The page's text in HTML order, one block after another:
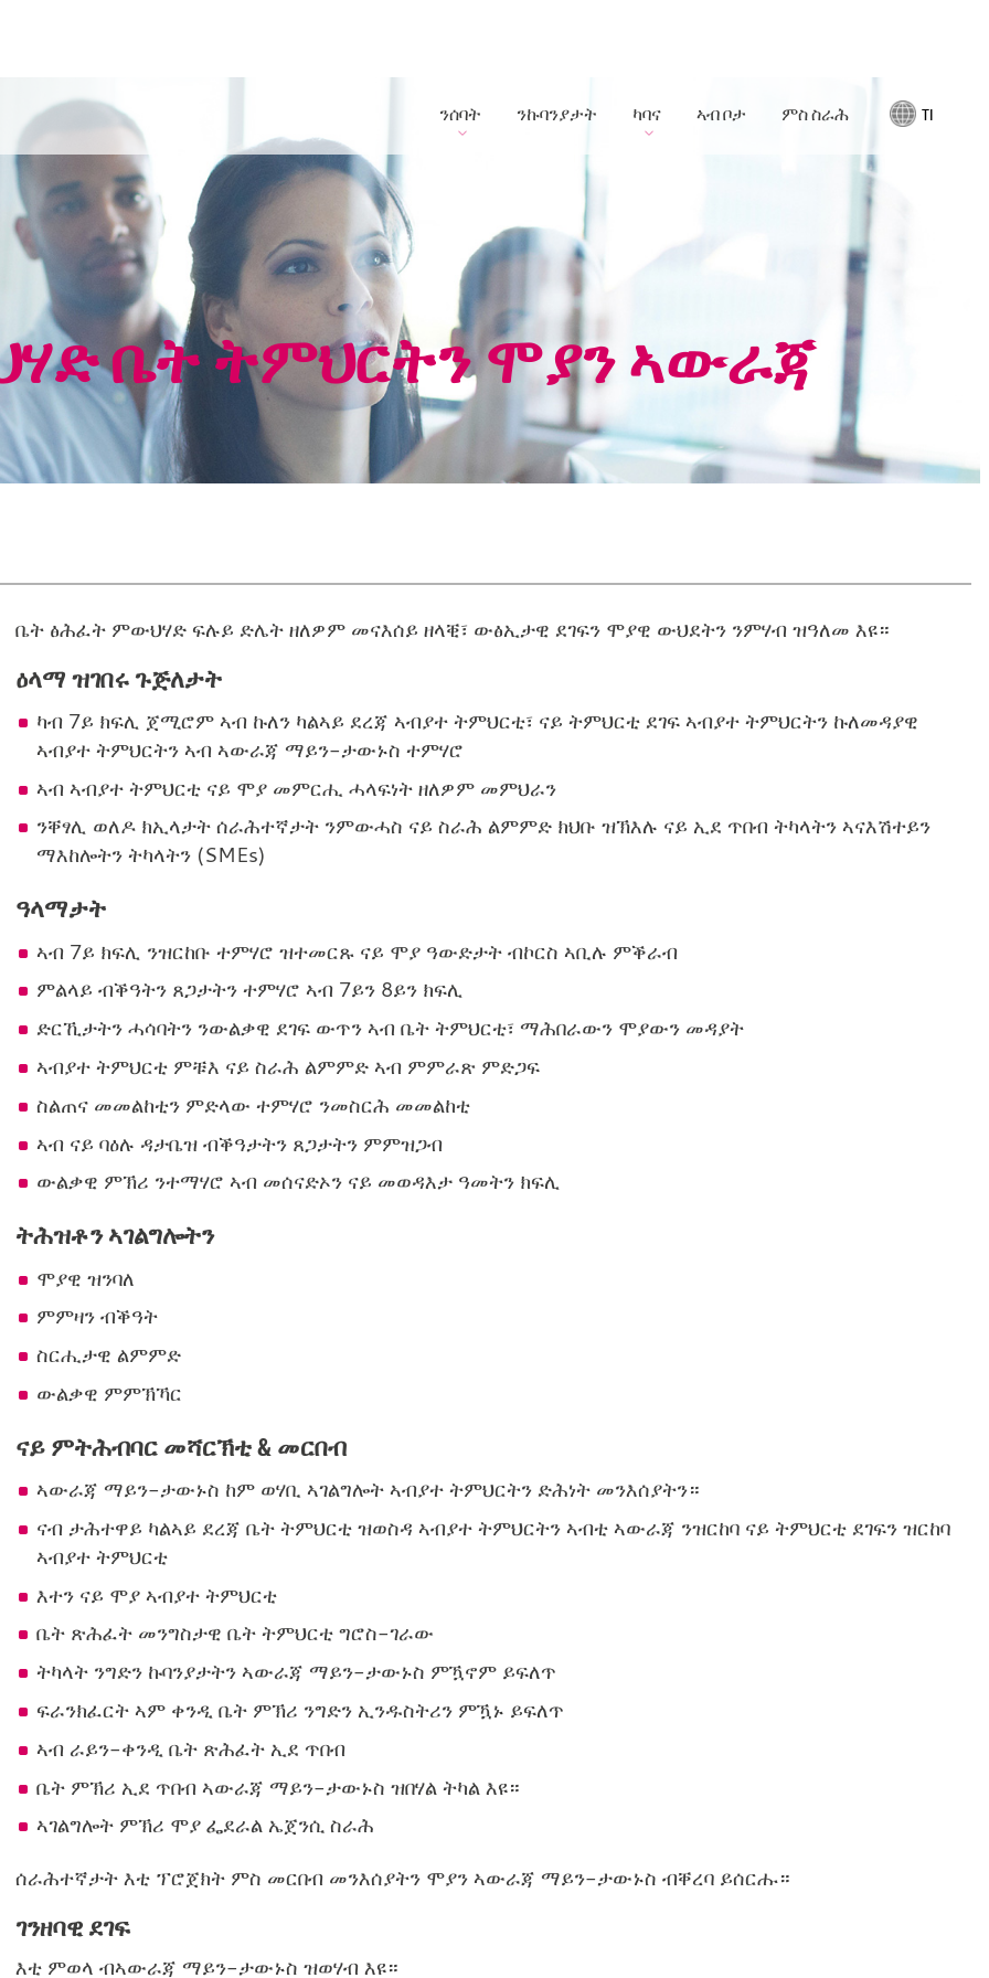
ቤት ትምህርትን ሞያን ኣውራጃ
ንሰባት ንኩባንያታት ካባና ኣብ ቦታ
ምስ ስራሕ
TI
ቤት
ጽሕፈት
ምውህሃድ
ቤት
ትምህርትን
ሞያን
ኣውራጃ
ማይን-
ታውኑስ
ቤት ፅሕፈት ምውህሃድ ፍሉይ ድሌት ዘለዎም መናእሰይ ዘላቒ፣ ውፅኢታዊ ደገፍን ሞያዊ ውህደትን ንምሃብ ዝዓለመ እዩ።
ዕላማ ዝገበሩ ጉጅለታት
ካብ 7ይ ክፍሊ ጀሚሮም ኣብ ኩለን ካልኣይ ደረጃ ኣብያተ ትምህርቲ፣ ናይ ትምህርቲ ደገፍ ኣብያተ ትምህርትን ኩለመዳያዊ
ኣብያተ ትምህርትን ኣብ ኣውራጃ ማይን-ታውኑስ ተምሃሮ
ኣብ ኣብያተ ትምህርቲ ናይ ሞያ መምርሒ ሓላፍነት ዘለዎም መምህራን
ንቐፃሊ ወለዶ ክኢላታት ሰራሕተኛታት ንምውሓስ ናይ ስራሕ ልምምድ ክህቡ ዝኽእሉ ናይ ኢደ ጥበብ ትካላትን ኣናእሽተይን
ማእከሎትን ትካላትን (SMEs)
ዓላማታት
ኣብ 7ይ ክፍሊ ንዝርከቡ ተምሃሮ ዝተመርጹ ናይ ሞያ ዓውድታት ብኮርስ ኣቢሉ ምቕራብ
ምልላይ ብቕዓትን ጸጋታትን ተምሃሮ ኣብ 7ይን 8ይን ክፍሊ
ድርኺታትን ሓሳባትን ንውልቃዊ ደገፍ ውጥን ኣብ ቤት ትምህርቲ፣ ማሕበራውን ሞያውን መዳያት
ኣብያተ ትምህርቲ ምቹእ ናይ ስራሕ ልምምድ ኣብ ምምራጽ ምድጋፍ
ስልጠና መመልከቲን ምድላው ተምሃሮ ንመስርሕ መመልከቲ
ኣብ ናይ ባዕሉ ዳታቤዝ ብቕዓታትን ጸጋታትን ምምዝጋብ
ውልቃዊ ምኽሪ ንተማሃሮ ኣብ መሰናድኦን ናይ መወዳእታ ዓመትን ክፍሊ
ትሕዝቶን ኣገልግሎትን
ሞያዊ ዝንባለ
ምምዛን ብቕዓት
ስርሒታዊ ልምምድ
ውልቃዊ ምምኽኻር
ናይ ምትሕብባር መሻርኽቲ & መርበብ
ኣውራጃ ማይን-ታውኑስ ከም ወሃቢ ኣገልግሎት ኣብያተ ትምህርትን ድሕነት መንእሰያትን።
ናብ ታሕተዋይ ካልኣይ ደረጃ ቤት ትምህርቲ ዝወስዳ ኣብያተ ትምህርትን ኣብቲ ኣውራጃ ንዝርከባ ናይ ትምህርቲ ደገፍን ዝርከባ
ኣብያተ ትምህርቲ
እተን ናይ ሞያ ኣብያተ ትምህርቲ
ቤት ጽሕፈት መንግስታዊ ቤት ትምህርቲ ግሮስ-ገራው
ትካላት ንግድን ኩባንያታትን ኣውራጃ ማይን-ታውኑስ ምዃኖም ይፍለጥ
ፍራንክፈርት ኣም ቀንዲ ቤት ምኽሪ ንግድን ኢንዱስትሪን ምዃኑ ይፍለጥ
ኣብ ራይን-ቀንዲ ቤት ጽሕፈት ኢደ ጥበብ
ቤት ምኽሪ ኢደ ጥበብ ኣውራጃ ማይን-ታውኑስ ዝበሃል ትካል እዩ።
ኣገልግሎት ምኽሪ ሞያ ፌደራል ኤጀንሲ ስራሕ
ሰራሕተኛታት እቲ ፕሮጀክት ምስ መርበብ መንእሰያትን ሞያን ኣውራጃ ማይን-ታውኑስ ብቐረባ ይሰርሑ።
ገንዘባዊ ደገፍ
እቲ ምወላ ብኣውራጃ ማይን-ታውኑስ ዝወሃብ እዩ።